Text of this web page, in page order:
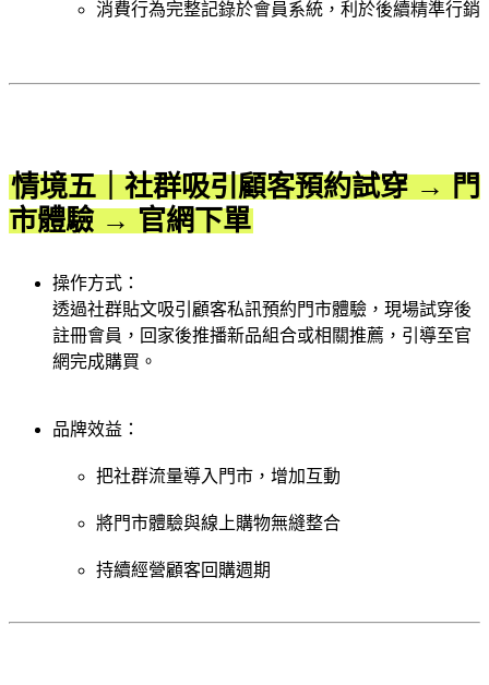
消費行為完整記錄於會員系統，利於後續精準行銷
情境五｜社群吸引顧客預約試穿 → 門
市體驗 → 官網下單
操作方式：
透過社群貼文吸引顧客私訊預約門市體驗，現場試穿後
註冊會員，回家後推播新品組合或相關推薦，引導至官
網完成購買。
品牌效益：
把社群流量導入門市，增加互動
將門市體驗與線上購物無縫整合
持續經營顧客回購週期